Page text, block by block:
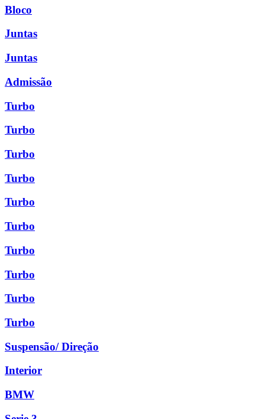
Bloco
Juntas
Juntas
Admissão
Turbo
Turbo
Turbo
Turbo
Turbo
Turbo
Turbo
Turbo
Turbo
Turbo
Suspensão/ Direção
Interior
BMW